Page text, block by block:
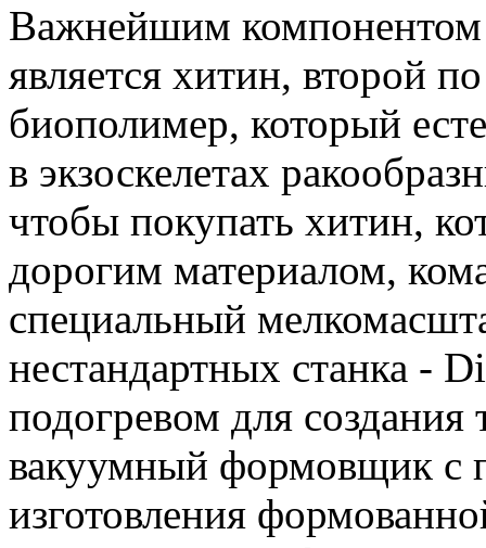
Важнейшим компонентом
является хитин, второй
биополимер, который
в экзоскелетах
чтобы покупать хитин,
дорогим материалом,
специальный
нестандартных станка -
подогревом для
вакуумный формовщик с
изготовления